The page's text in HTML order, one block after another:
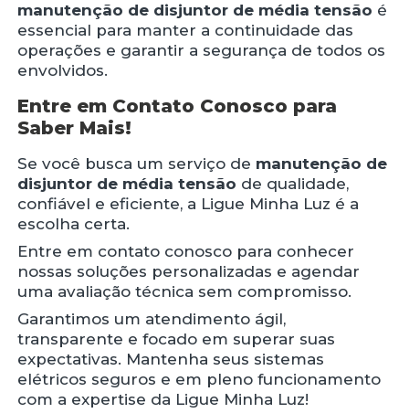
manutenção de disjuntor de média tensão é
essencial para manter a continuidade das
operações e garantir a segurança de todos os
envolvidos.
Entre em Contato Conosco para
Saber Mais!
Se você busca um serviço de manutenção de
disjuntor de média tensão de qualidade,
confiável e eficiente, a Ligue Minha Luz é a
escolha certa.
Entre em contato conosco para conhecer
nossas soluções personalizadas e agendar
uma avaliação técnica sem compromisso.
Garantimos um atendimento ágil,
transparente e focado em superar suas
expectativas. Mantenha seus sistemas
elétricos seguros e em pleno funcionamento
com a expertise da Ligue Minha Luz!